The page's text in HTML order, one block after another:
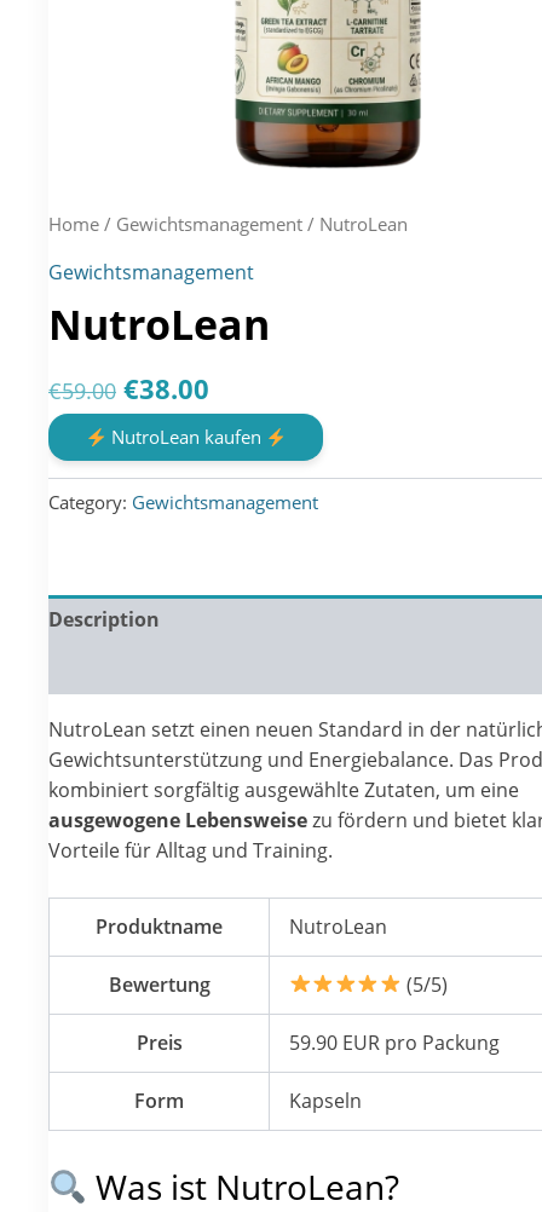
Home / Gewichtsmanagement / NutroLean
Gewichtsmanagement
NutroLean
€59.00 Original
price
was:
€59.00.
€38.00
price
is:
€38.00.
NutroLean kaufen
Category: Gewichtsmanagement
Description
NutroLean setzt einen neuen Standard in der
Gewichtsunterstützung und Energiebalance. Das
kombiniert sorgfältig ausgewählte Zutaten, um eine
ausgewogene Lebensweisezu fördern und bietet
Vorteile für Alltag und Training.
Produktname NutroLean
Bewertung (5/5)
Preis 59.90 EUR pro Packung
Form Kapseln
Was ist NutroLean?